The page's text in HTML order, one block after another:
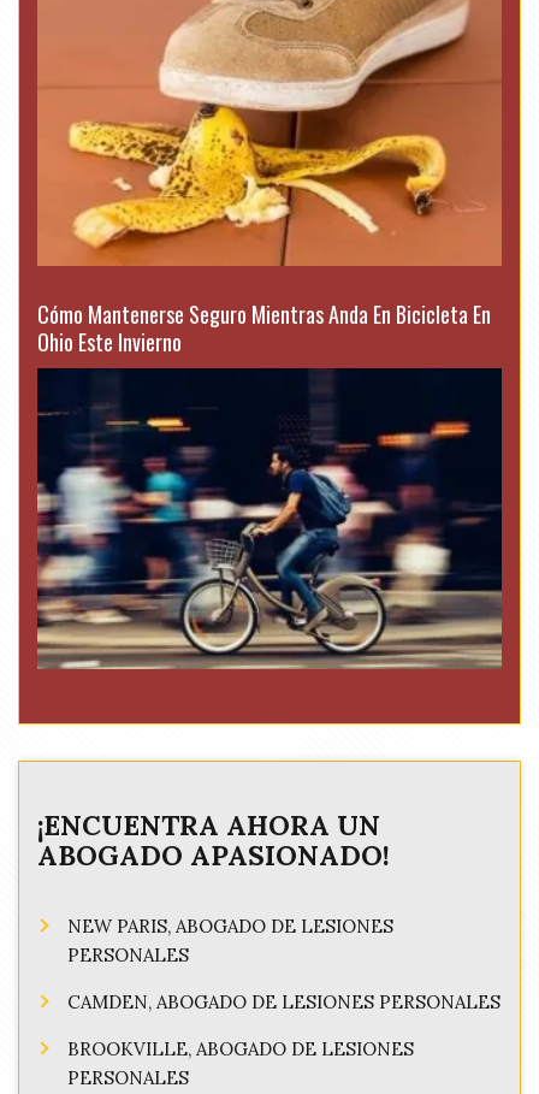
Cómo Mantenerse Seguro Mientras Anda En Bicicleta En
Ohio Este Invierno
¡ENCUENTRA AHORA UN
ABOGADO APASIONADO!
NEW PARIS, ABOGADO DE LESIONES
PERSONALES
CAMDEN, ABOGADO DE LESIONES PERSONALES
BROOKVILLE, ABOGADO DE LESIONES
PERSONALES